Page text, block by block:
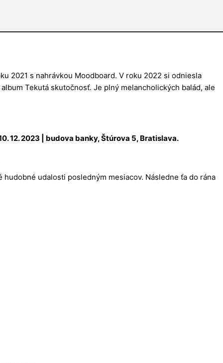
2021 s nahrávkou Moodboard. V roku 2022 si odniesla
Tekutá skutočnosť. Je plný melancholických balád, ale
12. 2023 | budova banky, Štúrova 5, Bratislava.
udalosti posledným mesiacov. Následne ťa do rána